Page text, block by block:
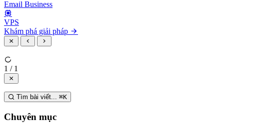
Email Business
VPS
Khám phá giải pháp
1 / 1
Tìm bài viết... ⌘K
Chuyên mục